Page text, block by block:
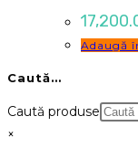
Adaugă
Caută…
Caută produse
×